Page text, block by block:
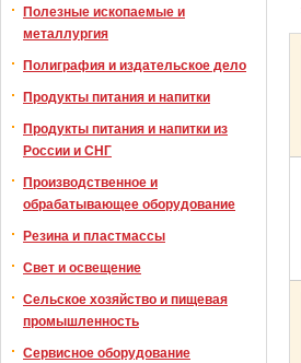
Полезные ископаемые и
металлургия
Полиграфия и издательское дело
Продукты питания и напитки
Продукты питания и напитки из
России и СНГ
Производственное и
обрабатывающее оборудование
Резина и пластмассы
Свет и освещение
Сельское хозяйство и пищевая
промышленность
Сервисное оборудование